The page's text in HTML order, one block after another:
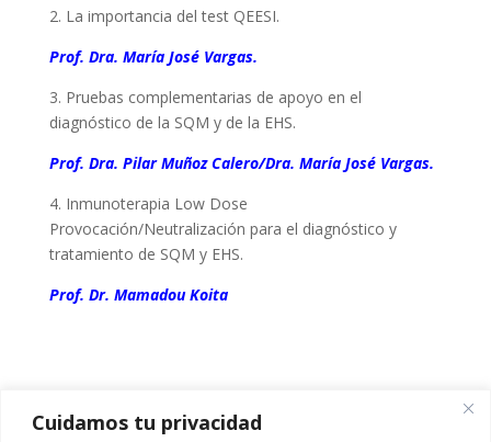
Cuidamos tu privacidad
2. La importancia del test QEESI.
Prof. Dra. María José Vargas.
3. Pruebas complementarias de apoyo en el
diagnóstico de la SQM y de la EHS.
Prof. Dra. Pilar Muñoz Calero/Dra. María José Vargas.
4. Inmunoterapia Low Dose
Provocación/Neutralización para el diagnóstico y
tratamiento de SQM y EHS.
Prof. Dr. Mamadou Koita